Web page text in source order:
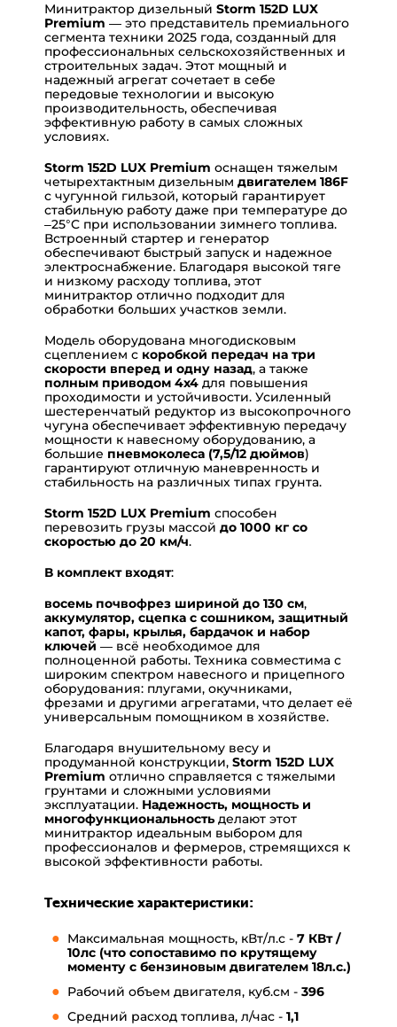
Минитрактор дизельный Storm 152D LUX
Premium — это представитель премиального
сегмента техники 2025 года, созданный для
профессиональных сельскохозяйственных и
строительных задач. Этот мощный и
надежный агрегат сочетает в себе
передовые технологии и высокую
производительность, обеспечивая
эффективную работу в самых сложных
условиях.
Storm 152D LUX Premium оснащен тяжелым
четырехтактным дизельным двигателем 186F
с чугунной гильзой, который гарантирует
стабильную работу даже при температуре до
–25°C при использовании зимнего топлива.
Встроенный стартер и генератор
обеспечивают быстрый запуск и надежное
электроснабжение. Благодаря высокой тяге
и низкому расходу топлива, этот
минитрактор отлично подходит для
обработки больших участков земли.
Модель оборудована многодисковым
сцеплением с коробкой передач на три
скорости вперед и одну назад, а также
полным приводом 4х4 для повышения
проходимости и устойчивости. Усиленный
шестеренчатый редуктор из высокопрочного
чугуна обеспечивает эффективную передачу
мощности к навесному оборудованию, а
большие пневмоколеса (7,5/12 дюймов)
гарантируют отличную маневренность и
стабильность на различных типах грунта.
Storm 152D LUX Premium способен
перевозить грузы массой до 1000 кг со
скоростью до 20 км/ч.
В комплект входят:
восемь почвофрез шириной до 130 см,
аккумулятор, сцепка с сошником, защитный
капот, фары, крылья, бардачок и набор
ключей — всё необходимое для
полноценной работы. Техника совместима с
широким спектром навесного и прицепного
оборудования: плугами, окучниками,
фрезами и другими агрегатами, что делает её
универсальным помощником в хозяйстве.
Благодаря внушительному весу и
продуманной конструкции, Storm 152D LUX
Premium отлично справляется с тяжелыми
грунтами и сложными условиями
эксплуатации. Надежность, мощность и
многофункциональностьделают этот
минитрактор идеальным выбором для
профессионалов и фермеров, стремящихся к
высокой эффективности работы.
Технические характеристики:
Максимальная мощность, кВт/л.с - 7 КВт /
10лс (что сопоставимо по крутящему
моменту с бензиновым двигателем 18л.с.)
Рабочий объем двигателя, куб.см - 396
Средний расход топлива, л/час - 1,1